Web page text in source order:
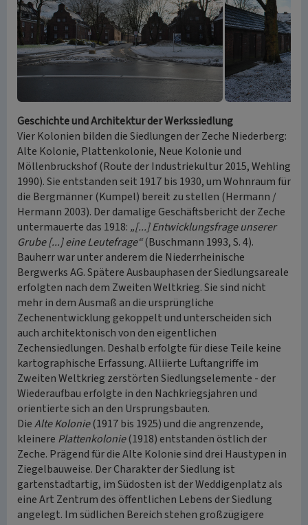
Geschichte und Architektur der Werkssiedlung
Vier Kolonien bilden die Siedlungen der Zeche Niederberg:
Alte Kolonie, Plattenkolonie, Neue Kolonie und
Möllenbruckshof (Route der Industriekultur 2015, Wehling
1990). Sie entstanden seit 1917 bis 1930, um Wohnraum für
die Bergmänner (Kumpel) bereit zu stellen (Hermann /
Hermann 2003). Der damalige Geschäftsbericht der Zeche
untermauerte das 1918: „[...] Entwicklungsfrage unserer
Grube [...] eine Leutefrage“(Buschmann 1993, S. 4).
Bauherr war unter anderem die Niederrheinische
Bergwerks AG. Spätere Ausbauphasen der Siedlungsareale
erfolgten nach dem Zweiten Weltkrieg. Sie sind nicht
mehr in dem Ausmaß an die ursprüngliche
Zechenentwicklung gekoppelt und unterscheiden sich
auch architektonisch von den eigentlichen
Zechensiedlungen. Deshalb erfolgte für diese Teile keine
kartographische Erfassung. Alliierte Luftangriffe im
Zweiten Weltkrieg zerstörten Siedlungselemente - der
Wiederaufbau erfolgte in den Nachkriegsjahren und
orientierte sich an den Ursprungsbauten.
DieAlte Kolonie(1917 bis 1925) und die angrenzende,
kleinere Plattenkolonie(1918) entstanden östlich der
Zeche. Prägend für die Alte Kolonie sind drei Haustypen in
Ziegelbauweise. Der Charakter der Siedlung ist
gartenstadtartig, im Südosten ist der Weddigenplatz als
eine Art Zentrum des öffentlichen Lebens der Siedlung
angelegt. Im südlichen Bereich stehen großzügigere